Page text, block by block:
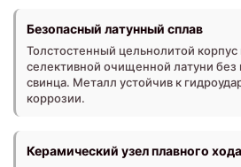
Безопасный латунный сплав
Толстостенный цельнолитой корпус
селективной очищенной латуни
свинца. Металл устойчив к
коррозии.
Керамический узел плавного хода